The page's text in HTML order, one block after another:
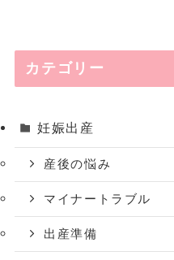
カテゴリー
妊娠出産
産後の悩み
マイナートラブル
出産準備